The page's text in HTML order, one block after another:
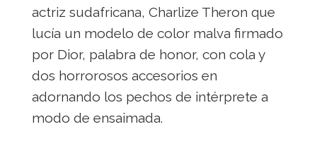
actriz sudafricana, Charlize Theron que
lucía un modelo de color malva firmado
por Dior, palabra de honor, con cola y
dos horrorosos accesorios en
adornando los pechos de intérprete a
modo de ensaimada.